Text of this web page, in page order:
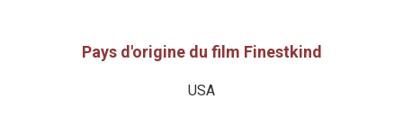
Pays d'origine du film Finestkind
USA